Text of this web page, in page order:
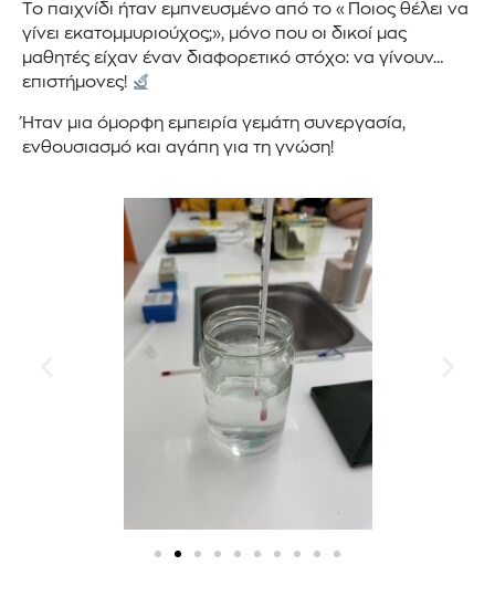
Το παιχνίδι ήταν εμπνευσμένο από το «Ποιος θέλει να
γίνει εκατομμυριούχος;», μόνο που οι δικοί μας
μαθητές είχαν έναν διαφορετικό στόχο: να γίνουν…
επιστήμονες!
Ήταν μια όμορφη εμπειρία γεμάτη συνεργασία,
ενθουσιασμό και αγάπη για τη γνώση!